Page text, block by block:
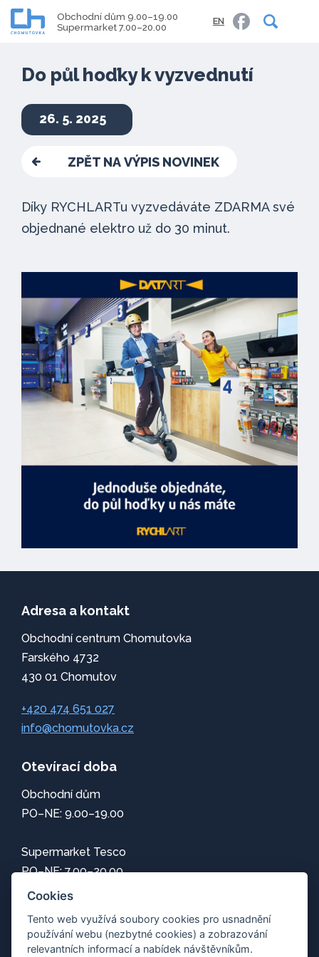
Obchodní dům 9.00–19.00
Supermarket 7.00–20.00
EN
Do půl hoďky k vyzvednutí
26. 5. 2025
ZPĚT NA VÝPIS NOVINEK
Díky RYCHLARTu vyzvedáváte ZDARMA své
objednané elektro už do 30 minut.
Adresa a kontakt
Obchodní centrum Chomutovka
Farského 4732
430 01 Chomutov
+420 474 651 027
info@chomutovka.cz
Otevírací doba
Obchodní dům
PO–NE: 9.00–19.00
Supermarket Tesco
PO–NE: 7.00–20.00
Jak se k nám dostanete
Cookies
Tento web využívá soubory cookies pro usnadnění
používání webu (nezbytné cookies) a zobrazování
relevantních informací a nabídek návštěvníkům.